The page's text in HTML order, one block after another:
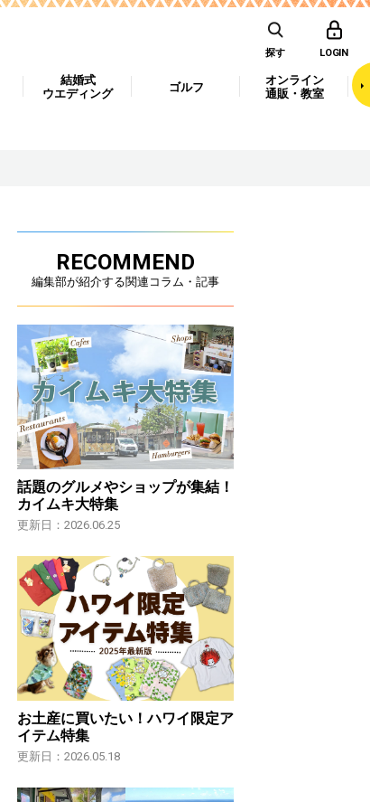
探す LOGIN
結婚式
ウエディング
ゴルフ
オンライン
通販・教室
RECOMMEND
編集部が紹介する関連コラム・記事
話題のグルメやショップが集結！
カイムキ大特集
更新日：2026.06.25
お土産に買いたい！ハワイ限定ア
イテム特集
更新日：2026.05.18